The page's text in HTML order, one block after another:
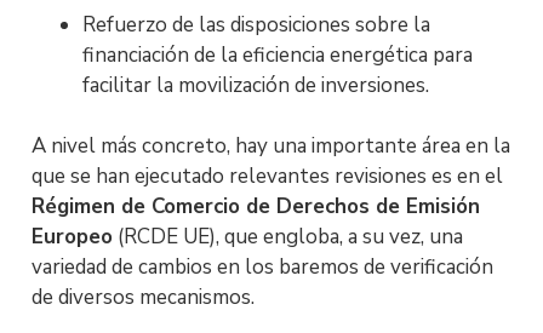
Refuerzo de las disposiciones sobre la
financiación de la eficiencia energética para
facilitar la movilización de inversiones.
A nivel más concreto, hay una importante área en la
que se han ejecutado relevantes revisiones es en el
Régimen de Comercio de Derechos de Emisión
Europeo(RCDE UE), que engloba, a su vez, una
variedad de cambios en los baremos de verificación
de diversos mecanismos.